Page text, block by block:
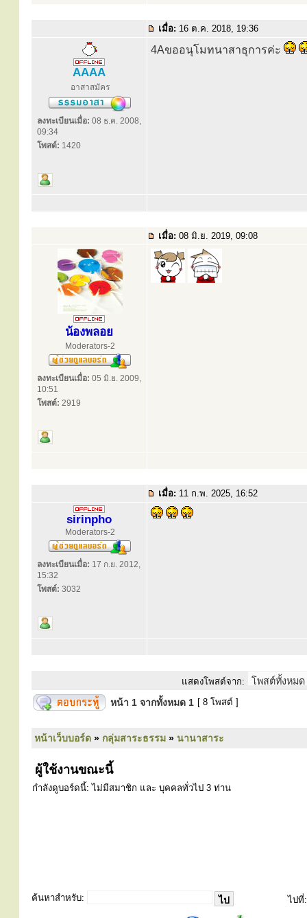
เมื่อ: 16 ต.ค. 2018, 19:36
AAAA
อาสาสมัคร
ลงทะเบียนเมื่อ: 08 ธ.ค. 2008,
09:34
โพสต์: 1420
4Aขออนุโมทนาสาธุการค่ะ
เมื่อ: 08 มิ.ย. 2019, 09:08
น้องพลอย
Moderators-2
ลงทะเบียนเมื่อ: 05 มิ.ย. 2009,
10:51
โพสต์: 2919
เมื่อ: 11 ก.พ. 2025, 16:52
sirinpho
Moderators-2
ลงทะเบียนเมื่อ: 17 ก.ย. 2012,
15:32
โพสต์: 3032
แสดงโพสต์จาก:
หน้า 1 จากทั้งหมด 1 [ 8 โพสต์ ]
หน้าเว็บบอร์ด » กลุ่มสาระธรรม » นานาสาระ
ผู้ใช้งานขณะนี้
กำลังดูบอร์ดนี้: ไม่มีสมาชิก และ บุคคลทั่วไป 3 ท่าน
ค้นหาสำหรับ: ไปที่: